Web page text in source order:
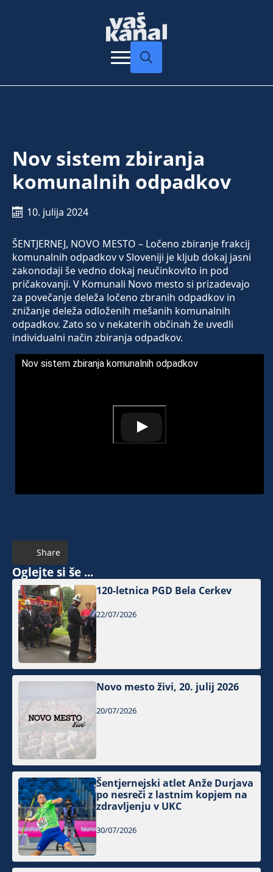
Nov sistem zbiranja
komunalnih odpadkov
10. julija 2024
ŠENTJERNEJ, NOVO MESTO – Ločeno zbiranje frakcij
komunalnih odpadkov v Sloveniji je kljub dokaj jasni
zakonodaji še vedno dokaj neučinkovito in pod
pričakovanji. V Komunali Novo mesto si prizadevajo
za povečanje deleža ločeno zbranih odpadkov in
znižanje deleža odloženih mešanih komunalnih
odpadkov. Zato so v nekaterih občinah že uvedli
individualni način zbiranja odpadkov.
Nov sistem zbiranja komunalnih odpadkov
Share
Oglejte si še ...
120-letnica PGD Bela Cerkev
22/07/2026
Novo mesto živi, 20. julij 2026
20/07/2026
Šentjernejski atlet Anže Durjava
po nesreči z lastnim kopjem na
zdravljenju v UKC
30/07/2026